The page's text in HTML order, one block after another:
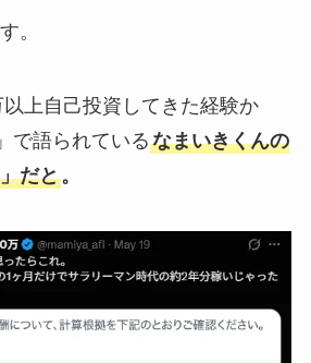
。
上自己投資してきた経験か
で語られているなまいきくんの
だと。